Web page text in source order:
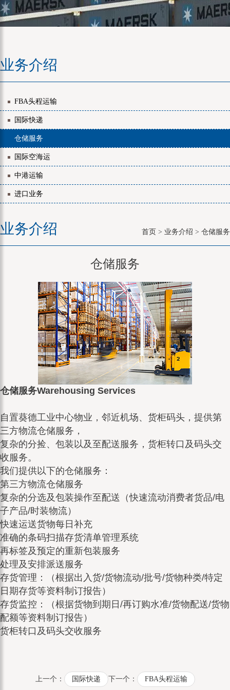
业务介绍
FBA头程运输
国际快递
仓储服务
国际空海运
中港运输
进口业务
业务介绍 首页 > 业务介绍 > 仓储服务
仓储服务
仓储服务Warehousing Services
自置葵德工业中心物业，邻近机场、货柜码头，提供第
三方物流仓储服务，
复杂的分捡、包装以及至配送服务，货柜转口及码头交
收服务。
我们提供以下的仓储服务：
第三方物流仓储服务
复杂的分选及包装操作至配送（快速流动消费者货品/电
子产品/时装物流）
快速运送货物每日补充
准确的条码扫描存货清单管理系统
再标签及预定的重新包装服务
处理及安排派送服务
存货管理：（根据出入货/货物流动/批号/货物种类/特定
日期存货等资料制订报告）
存货监控：（根据货物到期日/再订购水准/货物配送/货物
配额等资料制订报告）
货柜转口及码头交收服务
上一个： 国际快递 下一个： FBA头程运输